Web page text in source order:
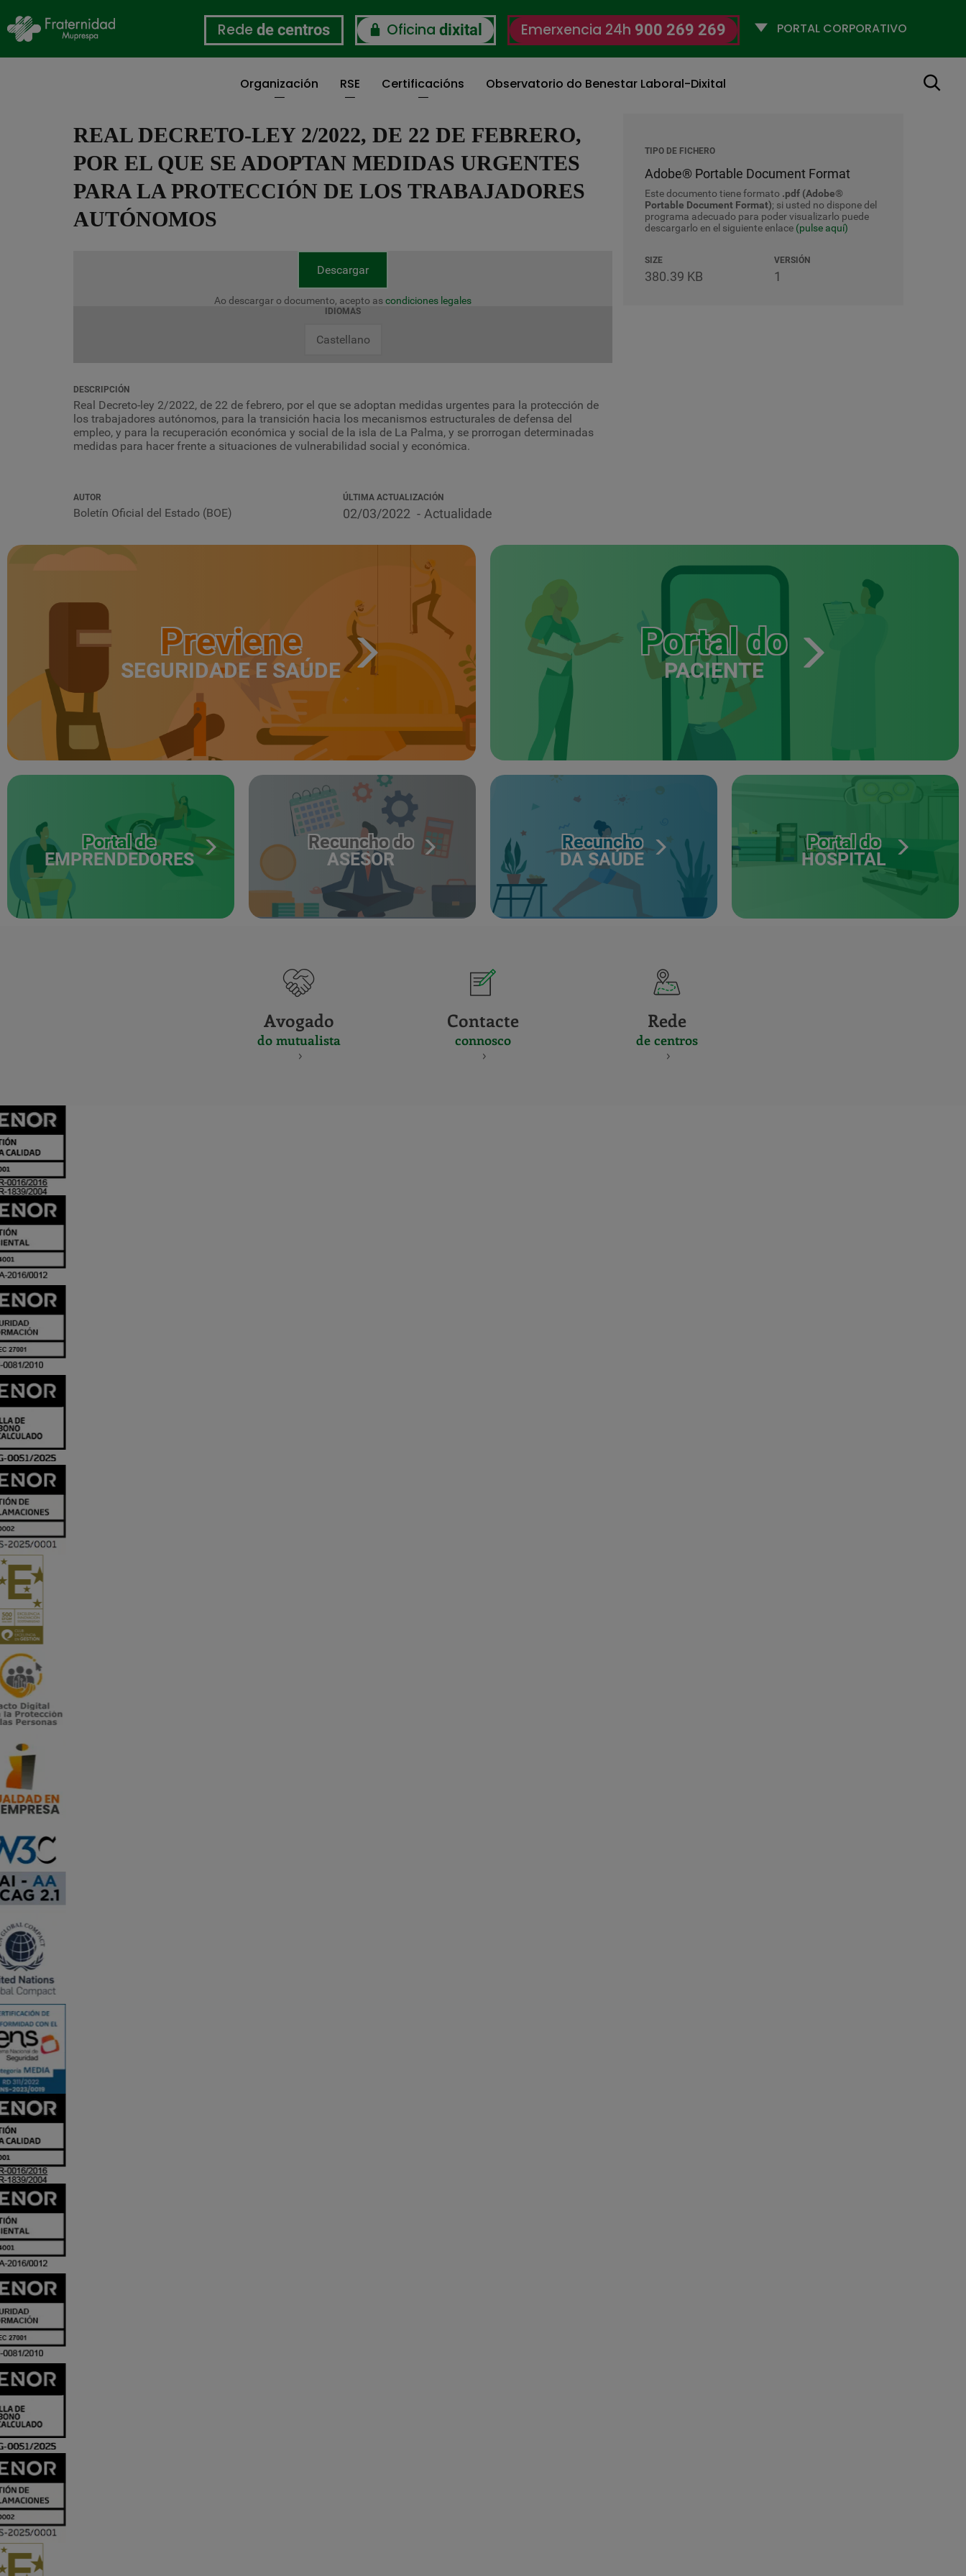
Rede de centros Oficina dixital Emerxencia 24h 900 269 269
Selecciona
Organización RSE Certificacións Observatorio do Benestar Laboral-Dixital Buscar
REAL DECRETO-LEY 2/2022, DE 22 DE FEBRERO,
POR EL QUE SE ADOPTAN MEDIDAS URGENTES
PARA LA PROTECCIÓN DE LOS TRABAJADORES
AUTÓNOMOS
Descargar
Ao descargar o documento, acepto ascondiciones legales
IDIOMAS
Castellano
DESCRIPCIÓN
Real Decreto-ley 2/2022, de 22 de febrero, por el que se adoptan medidas urgentes para la protección de
los trabajadores autónomos, para la transición hacia los mecanismos estructurales de defensa del
empleo, y para la recuperación económica y social de la isla de La Palma, y se prorrogan determinadas
medidas para hacer frente a situaciones de vulnerabilidad social y económica.
AUTOR
Boletín Oficial del Estado (BOE)
ÚLTIMA ACTUALIZACIÓN
02/03/2022 Actualidade
TIPO DE FICHERO
Adobe® Portable Document Format
Este documento tiene formato .pdf (Adobe®
Portable Document Format); si usted no dispone del
programa adecuado para poder visualizarlo puede
descargarlo en el siguiente enlace (pulse aquí)
SIZE
380.39 KB
VERSIÓN
1
Previene
SEGURIDADE E SAÚDE
Portal do
PACIENTE
Portal de
EMPRENDEDORES
Recuncho do
ASESOR
Recuncho
DA SAÚDE
Portal do
HOSPITAL
Avogado
do mutualista
Contacte
connosco
Rede
de centros